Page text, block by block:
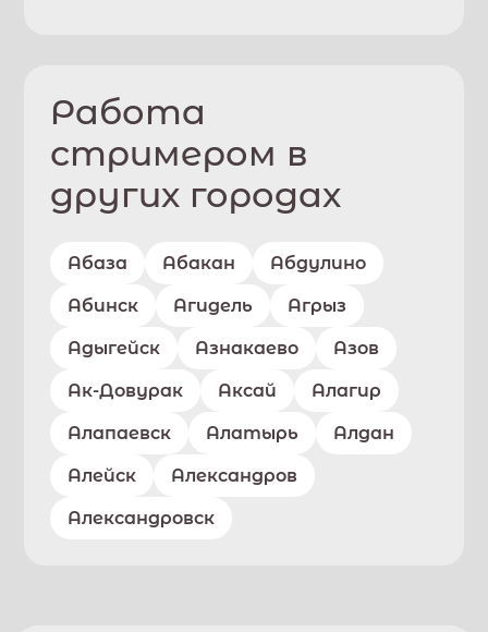
Работа
стримером в
других городах
Абаза Абакан Абдулино
Абинск Агидель Агрыз
Адыгейск Азнакаево Азов
Ак-Довурак Аксай Алагир
Алапаевск Алатырь Алдан
Алейск Александров
Александровск